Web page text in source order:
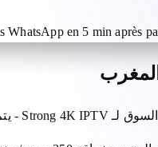
WhatsApp en 5 min après